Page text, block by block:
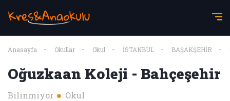
Anasayfa Okullar Okul İSTANBUL BAŞAKŞEHİR
Oğuzkaan Koleji - Bahçeşehir
Bilinmiyor Okul